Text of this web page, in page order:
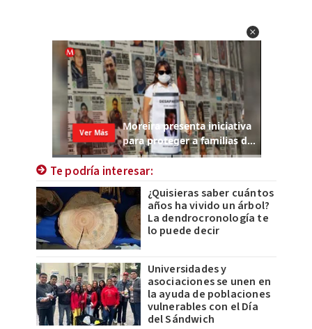
Te podría interesar:
¿Quisieras saber cuántos
años ha vivido un árbol?
La dendrocronología te
lo puede decir
Universidades y
asociaciones se unen en
la ayuda de poblaciones
vulnerables con el Día
del Sándwich